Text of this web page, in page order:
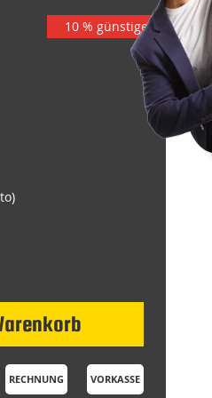
RECHNUNG VORKASSE
10 % günstiger